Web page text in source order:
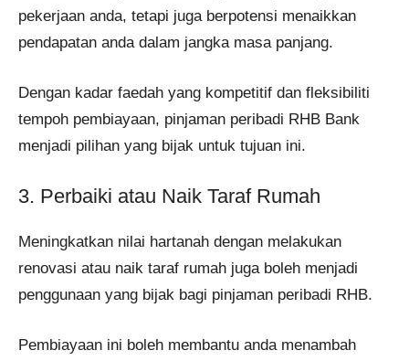
pekerjaan anda, tetapi juga berpotensi menaikkan
pendapatan anda dalam jangka masa panjang.
Dengan kadar faedah yang kompetitif dan fleksibiliti
tempoh pembiayaan, pinjaman peribadi RHB Bank
menjadi pilihan yang bijak untuk tujuan ini.
3. Perbaiki atau Naik Taraf Rumah
Meningkatkan nilai hartanah dengan melakukan
renovasi atau naik taraf rumah juga boleh menjadi
penggunaan yang bijak bagi pinjaman peribadi RHB.
Pembiayaan ini boleh membantu anda menambah